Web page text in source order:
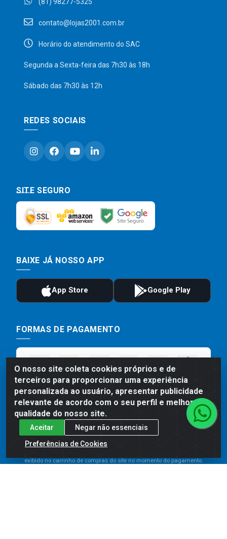
O nosso site coleta cookies próprios e de
terceiros para proporcionar uma experiência
personalizada ao usuário, apresentar publicidade
relevante de acordo com o seu perfil e melhorar a
qualidade do nosso site.
Aceitar
Negar não essenciais
Preferências de Cookies
contato@lojas2001.com.br
Horário do atendimento do SAC
Segunda a Sexta-feira das 7h30 às 18h
Sábado das 7h30 às 12h
REDES SOCIAIS
SITE SEGURO
BAIXE JÁ NOSSO APP
FORMAS DE PAGAMENTO
Preços, promoções, condições de pagamento e frete são válidos
para compras realizadas exclusivamente pelo site. Caso haja
exibido no carrinho de compras do site no momento do pagamento.